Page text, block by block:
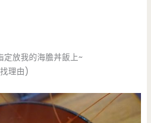
定放我的海膽丼飯上~
理由)